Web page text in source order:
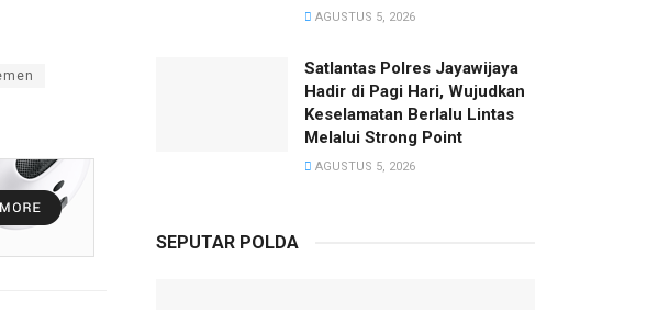
AGUSTUS 5, 2026
Satlantas Polres Jayawijaya
Hadir di Pagi Hari, Wujudkan
Keselamatan Berlalu Lintas
Melalui Strong Point
AGUSTUS 5, 2026
SEPUTAR POLDA